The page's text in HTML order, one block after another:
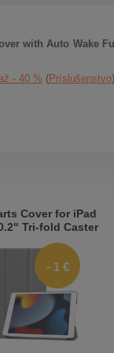
with Auto Wake
- 40 % Príslušenstvo
Cover for iPad
Tri-fold Caster
Shell Cover with
Wake Function -
- 1 €